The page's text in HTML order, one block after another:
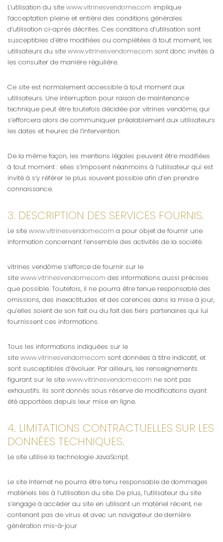
L’utilisation du site www.vitrinesvendome.com implique
l’acceptation pleine et entière des conditions générales
d’utilisation ci-après décrites. Ces conditions d’utilisation sont
susceptibles d’être modifiées ou complétées à tout moment, les
utilisateurs du site www.vitrinesvendome.com sont donc invités à
les consulter de manière régulière.
Ce site est normalement accessible à tout moment aux
utilisateurs. Une interruption pour raison de maintenance
technique peut être toutefois décidée par vitrines vendôme, qui
s’efforcera alors de communiquer préalablement aux utilisateurs
les dates et heures de l’intervention.
De la même façon, les mentions légales peuvent être modifiées
à tout moment : elles s’imposent néanmoins à l’utilisateur qui est
invité à s’y référer le plus souvent possible afin d’en prendre
connaissance.
3. DESCRIPTION DES SERVICES FOURNIS.
Le site www.vitrinesvendome.com a pour objet de fournir une
information concernant l’ensemble des activités de la société.
vitrines vendôme s’efforce de fournir sur le
site www.vitrinesvendome.com des informations aussi précises
que possible. Toutefois, il ne pourra être tenue responsable des
omissions, des inexactitudes et des carences dans la mise à jour,
qu’elles soient de son fait ou du fait des tiers partenaires qui lui
fournissent ces informations.
Tous les informations indiquées sur le
site www.vitrinesvendome.com sont données à titre indicatif, et
sont susceptibles d’évoluer. Par ailleurs, les renseignements
figurant sur le site www.vitrinesvendome.com ne sont pas
exhaustifs. Ils sont donnés sous réserve de modifications ayant
été apportées depuis leur mise en ligne.
4. LIMITATIONS CONTRACTUELLES SUR LES
DONNÉES TECHNIQUES.
Le site utilise la technologie JavaScript.
Le site Internet ne pourra être tenu responsable de dommages
matériels liés à l’utilisation du site. De plus, l’utilisateur du site
s’engage à accéder au site en utilisant un matériel récent, ne
contenant pas de virus et avec un navigateur de dernière
génération mis-à-jour